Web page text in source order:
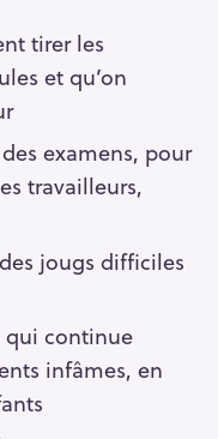
tirer les
et qu’on
examens, pour
travailleurs,
jougs difficiles
qui continue
infâmes, en